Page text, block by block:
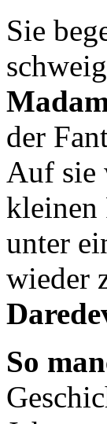
Sie
der
Auf sie
unter
wieder
So